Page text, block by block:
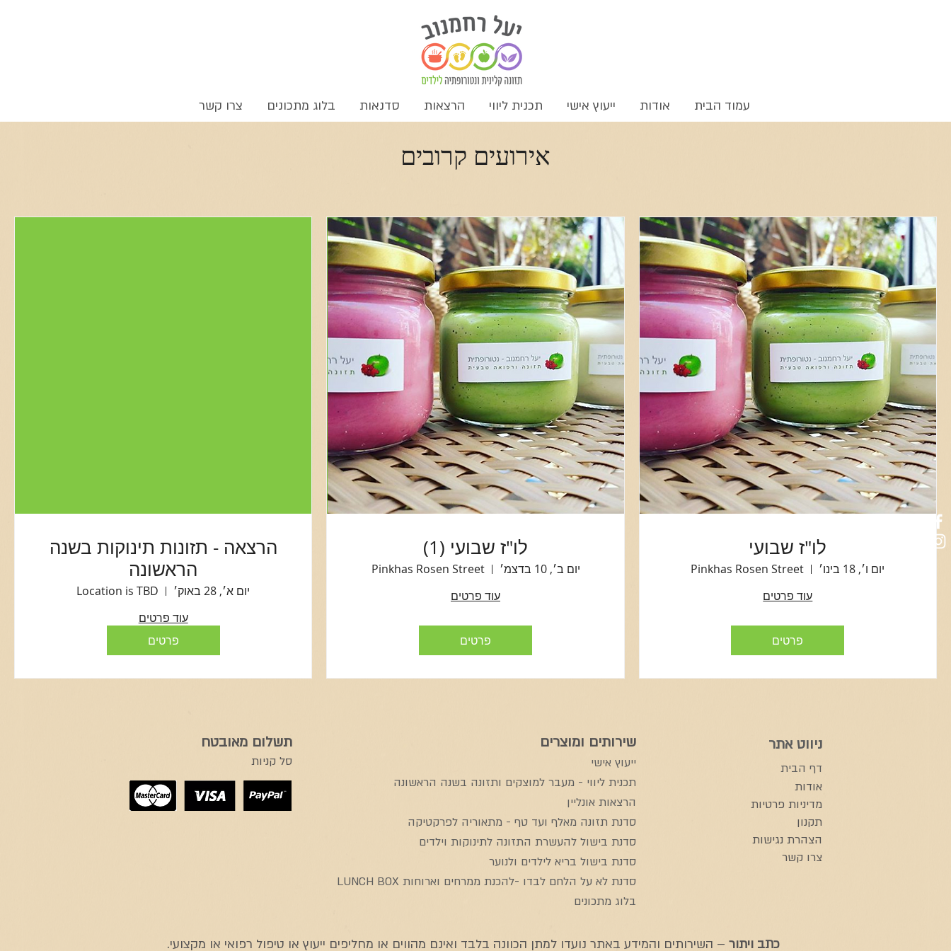
עמוד הבית אודות ייעוץ אישי תכנית ליווי הרצאות סדנאות בלוג מתכונים צרו קשר
אירועים קרובים
לו"ז שבועי
יום ו׳, 18 בינו׳
Pinkhas Rosen Street
עוד פרטים
פרטים
לו"ז שבועי (1)
יום ב׳, 10 בדצמ׳
Pinkhas Rosen Street
עוד פרטים
פרטים
הרצאה - תזונות תינוקות בשנה
הראשונה
יום א׳, 28 באוק׳
Location is TBD
עוד פרטים
פרטים
תשלום מאובטח
סל קניות
שירותים ומוצרים
ייעוץ אישי
תכנית ליווי - מעבר למוצקים ותזונה בשנה הראשונה
הרצאות אונליין
סדנת תזונה מאלף ועד טף - מתאוריה לפרקטיקה
סדנת בישול להעשרת התזונה לתינוקות וילדים
סדנת בישול בריא לילדים ולנוער
סדנת לא על הלחם לבדו -להכנת ממרחים וארוחות LUNCH BOX
בלוג מתכונים
ניווט אתר
דף הבית
אודות​
מדיניות פרטיות
תקנון
הצהרת נגישות
צרו קשר
כתב ויתור – השירותים והמידע באתר נועדו למתן הכוונה בלבד ואינם מהווים או מחליפים ייעוץ או טיפול רפואי או מקצועי.